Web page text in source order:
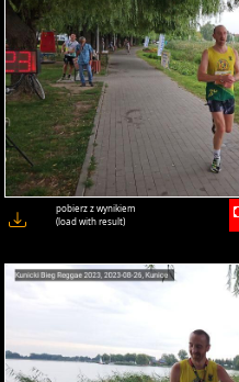
pobierz z wynikiem
(load with result)